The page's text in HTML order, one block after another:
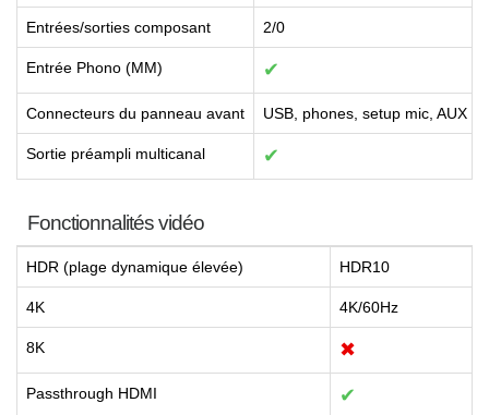
Entrées/sorties composant 2/0
Entrée Phono (MM) ✔
Connecteurs du panneau avant USB, phones, setup mic, AUX
Sortie préampli multicanal ✔
Fonctionnalités vidéo
HDR (plage dynamique élevée) HDR10
4K 4K/60Hz
8K ✖
Passthrough HDMI ✔